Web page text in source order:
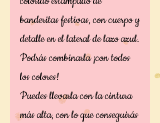
banderitas festivas, con cuerpo y
detalle en el lateral de lazo azul.
Podrás combinarla ¡con todos
los colores!
Puedes llevarla con la cintura
más alta, con lo que conseguirás